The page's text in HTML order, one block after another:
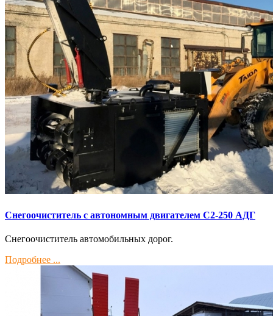
Снегоочиститель с автономным двигателем С2-250 АДГ
Снегоочиститель автомобильных дорог.
Подробнее ...